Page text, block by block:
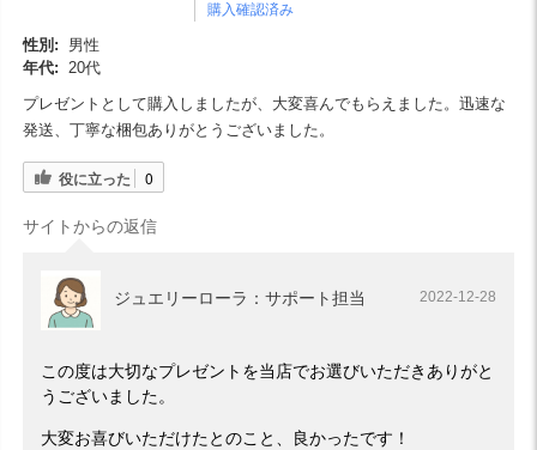
購入確認済み
性別:
男性
年代: 20代
プレゼントとして購入しましたが、大変喜んでもらえました。迅速な
発送、丁寧な梱包ありがとうございました。
役に立った 0
サイトからの返信
ジュエリーローラ：サポート担当 2022-12-28
この度は大切なプレゼントを当店でお選びいただきありがと
うございました。
大変お喜びいただけたとのこと、良かったです！